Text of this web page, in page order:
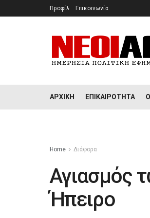
Προφίλ Επικοινωνία
ΑΡΧΙΚΉ ΕΠΙΚΑΙΡΌΤΗΤΑ
Home Διάφορα
Αγιασμός
Ήπειρο